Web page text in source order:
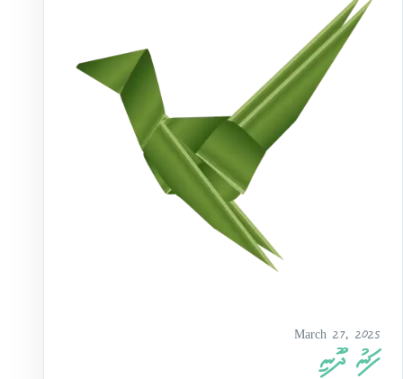
March 27, 2025
ފަނު ދޫނި